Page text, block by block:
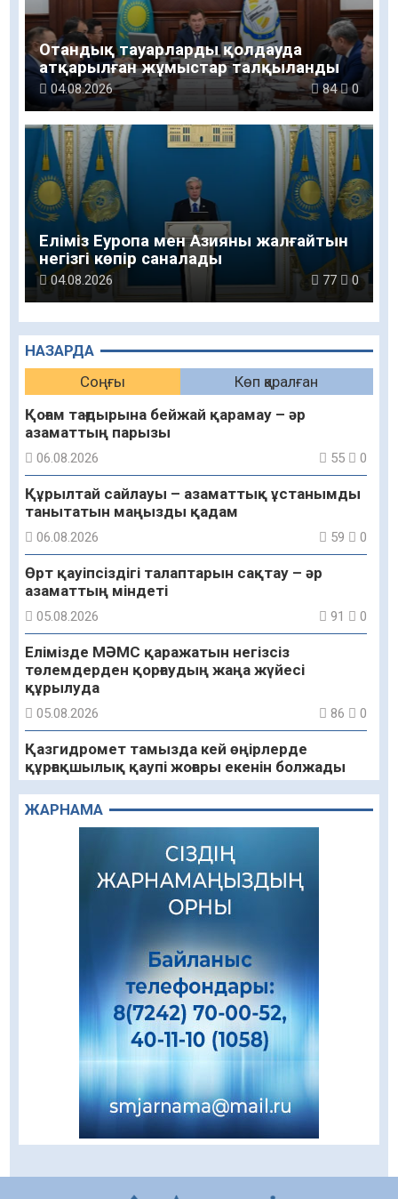
НАЗАРДА
Соңғы
Көп қаралған
Қоғам тағдырына бейжай қарамау – әр
азаматтың парызы
06.08.2026 55 0
Құрылтай сайлауы – азаматтық ұстанымды
танытатын маңызды қадам
06.08.2026 59 0
Өрт қауіпсіздігі талаптарын сақтау – әр
азаматтың міндеті
05.08.2026 91 0
Елімізде МӘМС қаражатын негізсіз
төлемдерден қорғаудың жаңа жүйесі
құрылуда
05.08.2026 86 0
Қазгидромет тамызда кей өңірлерде
құрғақшылық қаупі жоғары екенін болжады
05.08.2026 77 0
Алғашқы цифрлық жасанды интеллект
құралдарының таныстырылымы өтті
05.08.2026
«Қайрат» Чемпиондар лигасының іріктеуінде
«Левскиге» есе жіберді
«Ұлттық нақыш – заманауи панно» атты
шеберлік сағаты өтті
05.08.2026
Цифрландыру саласын дамыту аясында
салынатын жаңа орталықтың жобасы
талқыланды
05.08.2026
алу жөніндегі комитеттің Қызылорда
ЖАРНАМА
Отандық тауарларды қолдауда
атқарылған жұмыстар талқыланды
04.08.2026 84 0
Еліміз Еуропа мен Азияны жалғайтын
негізгі көпір саналады
04.08.2026 77 0